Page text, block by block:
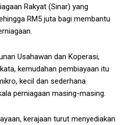
Rakyat (Sinar) yang
RM5 juta bagi membantu
Usahawan dan Koperasi,
kemudahan pembiayaan itu
kecil dan sederhana
perniagaan masing-masing.
kerajaan turut menyediakan